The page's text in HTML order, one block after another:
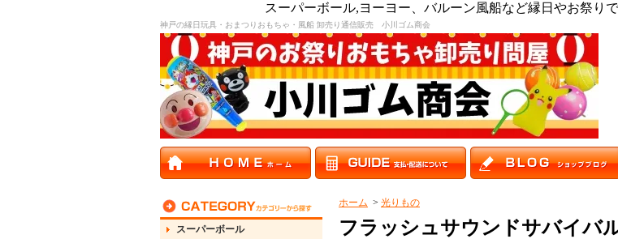
スーパーボール,ヨーヨー、バルーン風船など縁日やお祭り
神戸の縁日玩具・おまつりおもちゃ・風船 卸売り通信販売 小川ゴム商会
スーパーボール
ホーム > 光りもの
フラッシュサウンドサバイバ